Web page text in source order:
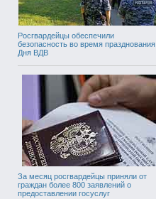
Росгвардейцы обеспечили
безопасность во время празднования
Дня ВДВ
За месяц росгвардейцы приняли от
граждан более 800 заявлений о
предоставлении госуслуг